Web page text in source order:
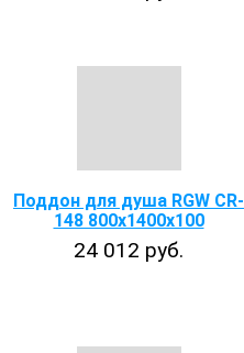
Поддон для душа RGW CR-
148 800х1400х100
24 012 руб.